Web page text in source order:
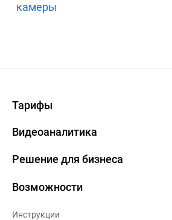
камеры
Тарифы
Видеоаналитика
Решение для бизнеса
Возможности
Инструкции